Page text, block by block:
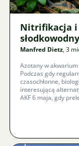
Nitrifikacja i
Manfred Dietz, 3
Azotany w
Podczas gdy
czasochłonne,
interesującą
AKF 6 maja, gdy